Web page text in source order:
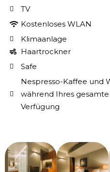
TV
Kostenloses WLAN
Klimaanlage
Haartrockner
Safe
Nespresso-Kaffee und
während Ihres
Verfügung